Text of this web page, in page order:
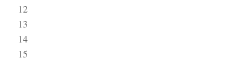
12
13
14
15